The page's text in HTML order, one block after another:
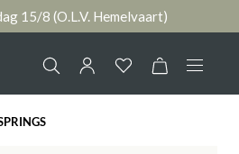
15/8 (O.L.V. Hemelvaart)